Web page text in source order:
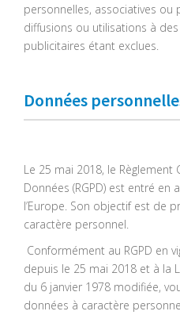
personnelles, associatives ou
diffusions ou utilisations à
publicitaires étant exclues.
Données
Le 25 mai 2018, le
Données (RGPD) est entré
l’Europe. Son objectif est de
caractère personnel.
Conformément au RGPD en
depuis le 25 mai 2018 et à la
du 6 janvier 1978 modifiée,
données à caractère